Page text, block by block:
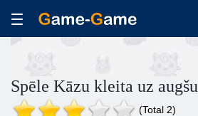
Spēle Kāzu kleita uz augšu
(Total 2)